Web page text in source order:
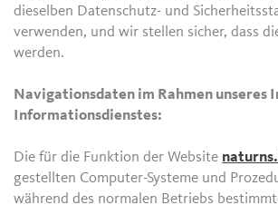
dieselben Datenschutz- und
verwenden, und wir stellen sicher, dass
werden.
Navigationsdaten im Rahmen unseres
Informationsdienstes:
Die für die Funktion der Website
gestellten Computer-Systeme und
während des normalen Betriebs